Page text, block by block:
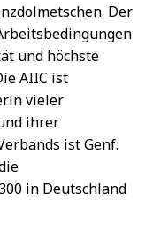
Der
und höchste
AIIC ist
vieler
ihrer
ist Genf.
in Deutschland